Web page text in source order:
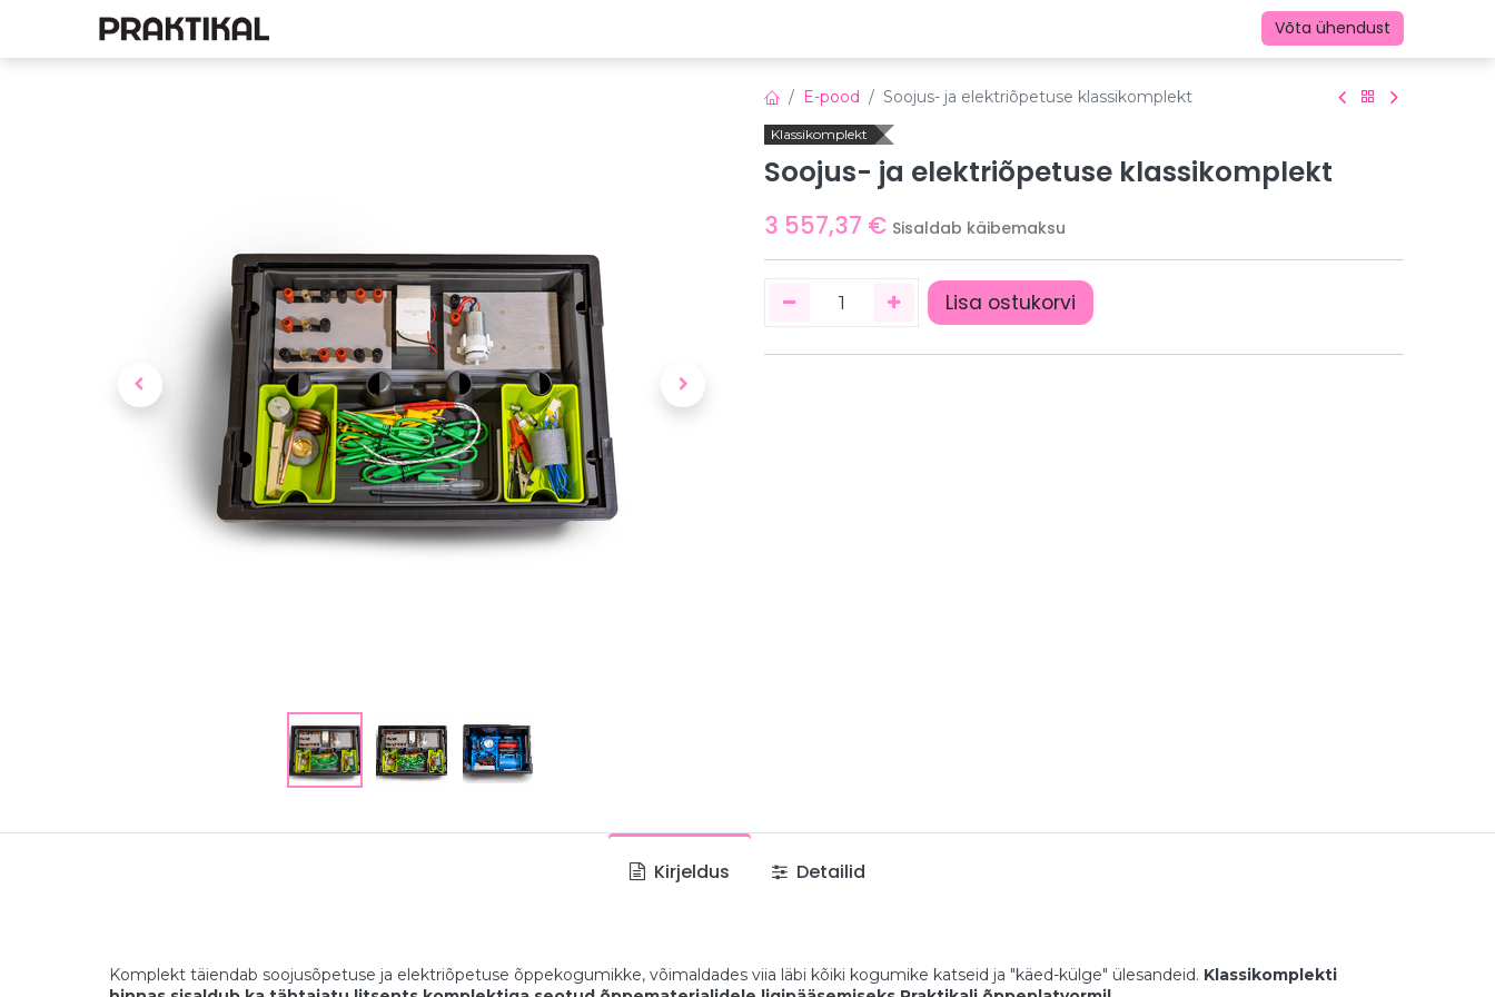
Võta ühendust
E-pood Soojus- ja elektriõpetuse klassikomplekt
Klassikomplekt
Soojus- ja elektriõpetuse klassikomplekt
3 557,37 € Sisaldab käibemaksu
Lisa ostukorvi
Kirjeldus Detailid
Komplekt täiendab soojusõpetuse ja elektriõpetuse õppekogumikke, võimaldades viia läbi kõiki kogumike katseid ja "käed-külge" ülesandeid. Klassikomplekti